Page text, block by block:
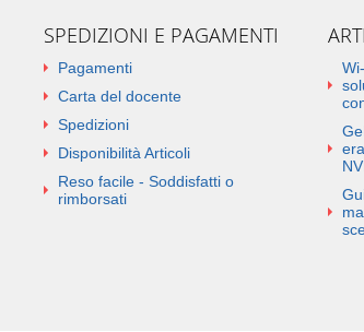
SPEDIZIONI E PAGAMENTI
Pagamenti
Carta del docente
Spedizioni
Disponibilità Articoli
Reso facile - Soddisfatti o
rimborsati